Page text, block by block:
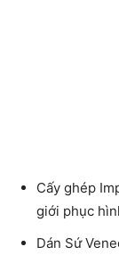
Cấy ghép
giới phục
Dán Sứ